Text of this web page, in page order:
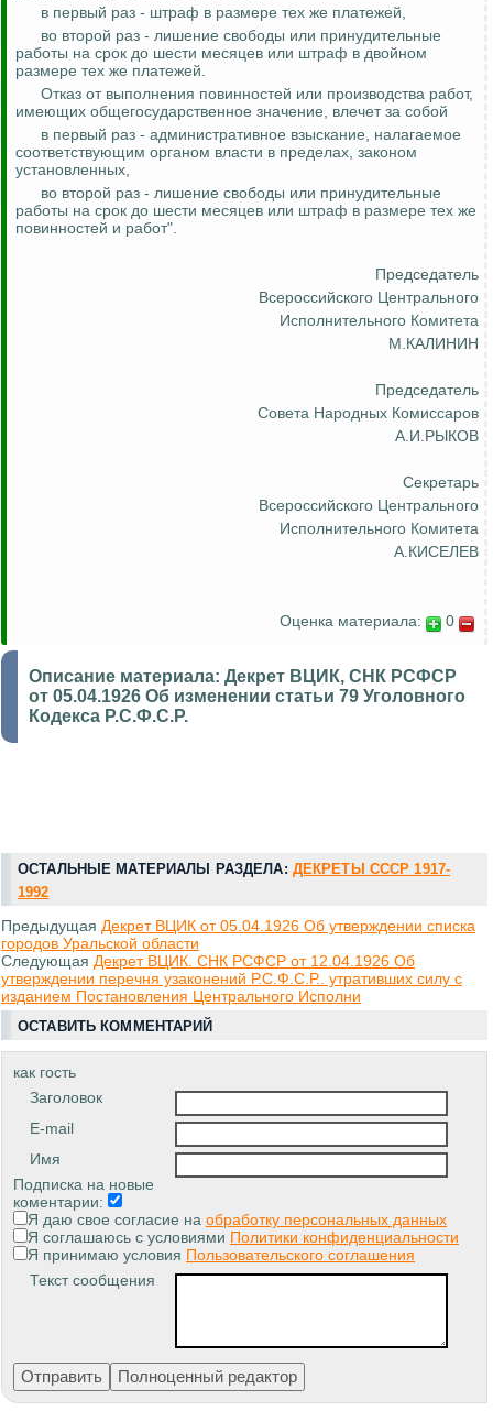
в первый раз - штраф в размере тех же платежей,
во второй раз - лишение свободы или принудительные
работы на срок до шести месяцев или штраф в двойном
размере тех же платежей.
Отказ от выполнения повинностей или производства работ,
имеющих общегосударственное значение, влечет за собой
в первый раз - административное взыскание, налагаемое
соответствующим органом власти в пределах, законом
установленных,
во второй раз - лишение свободы или принудительные
работы на срок до шести месяцев или штраф в размере тех же
повинностей и работ".
Председатель
Всероссийского Центрального
Исполнительного Комитета
М.КАЛИНИН
Председатель
Совета Народных Комиссаров
А.И.РЫКОВ
Секретарь
Всероссийского Центрального
Исполнительного Комитета
А.КИСЕЛЕВ
Оценка материала: 0
Описание материала: Декрет ВЦИК, СНК РСФСР
от 05.04.1926 Об изменении статьи 79 Уголовного
Кодекса Р.С.Ф.С.Р.
ОСТАЛЬНЫЕ МАТЕРИАЛЫ РАЗДЕЛА: ДЕКРЕТЫ СССР 1917-
1992
Предыдущая Декрет ВЦИК от 05.04.1926 Об утверждении списка
городов Уральской области
Следующая Декрет ВЦИК. СНК РСФСР от 12.04.1926 Об
утверждении перечня узаконений Р.С.Ф.С.Р.. утративших силу с
изданием Постановления Центрального Исполни
ОСТАВИТЬ КОММЕНТАРИЙ
как гость
Заголовок
E-mail
Имя
Подписка на новые
коментарии:
Я даю свое согласие на обработку персональных данных
Я соглашаюсь с условиями Политики конфиденциальности
Я принимаю условия Пользовательского соглашения
Текст сообщения